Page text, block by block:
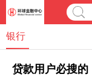
银行
贷款用户必搜